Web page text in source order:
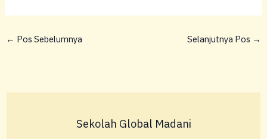
← Pos Sebelumnya Selanjutnya Pos →
Sekolah Global Madani